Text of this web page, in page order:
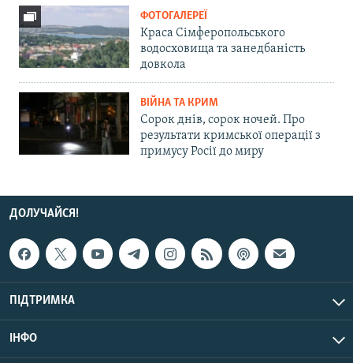
ФОТОГАЛЕРЕЇ
Краса Сімферопольського
водосховища та занедбаність
довкола
ВІЙНА ТА КРИМ
Сорок днів, сорок ночей. Про
результати кримської операції з
примусу Росії до миру
ДОЛУЧАЙСЯ!
ПІДТРИМКА
ІНФО